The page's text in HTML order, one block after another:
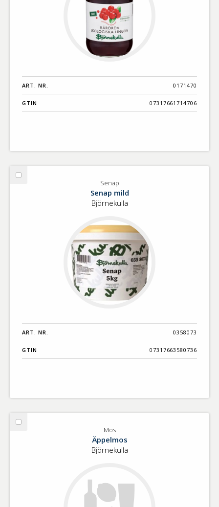
ART. NR. 0171470
GTIN 07317661714706
Välj
Senap
Senap mild
Björnekulla
ART. NR. 0358073
GTIN 07317663580736
Välj
Mos
Äppelmos
Björnekulla